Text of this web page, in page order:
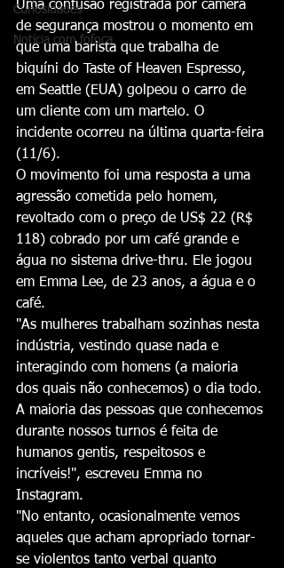
Curiosidades
Notícia com fofoca
Uma confusão registrada por câmera
de segurança mostrou o momento em
que uma barista que trabalha de
biquíni do Taste of Heaven Espresso,
em Seattle (EUA) golpeou o carro de
um cliente com um martelo. O
incidente ocorreu na última quarta-feira
(11/6).
O movimento foi uma resposta a uma
agressão cometida pelo homem,
revoltado com o preço de US$ 22 (R$
118) cobrado por um café grande e
água no sistema drive-thru. Ele jogou
em Emma Lee, de 23 anos, a água e o
café.
"As mulheres trabalham sozinhas nesta
indústria, vestindo quase nada e
interagindo com homens (a maioria
dos quais não conhecemos) o dia todo.
A maioria das pessoas que conhecemos
durante nossos turnos é feita de
humanos gentis, respeitosos e
incríveis!", escreveu Emma no
Instagram.
"No entanto, ocasionalmente vemos
aqueles que acham apropriado tornar-
se violentos tanto verbal quanto